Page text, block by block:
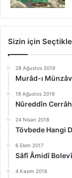
Sizin için
28 Ağustos 2019
Murâd-ı
19 Ağustos 2019
Nûreddîn
24 Nisan 2018
Tövbede Hangi
6 Ekim 2017
Sâfî Âmidî Bolevî
4 Kasım 2016